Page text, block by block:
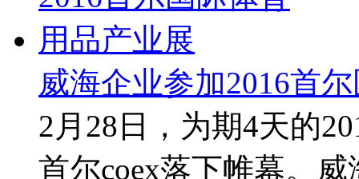
威海企业参加2016首
2月28日，为期4天的
首尔coex落下帷幕。